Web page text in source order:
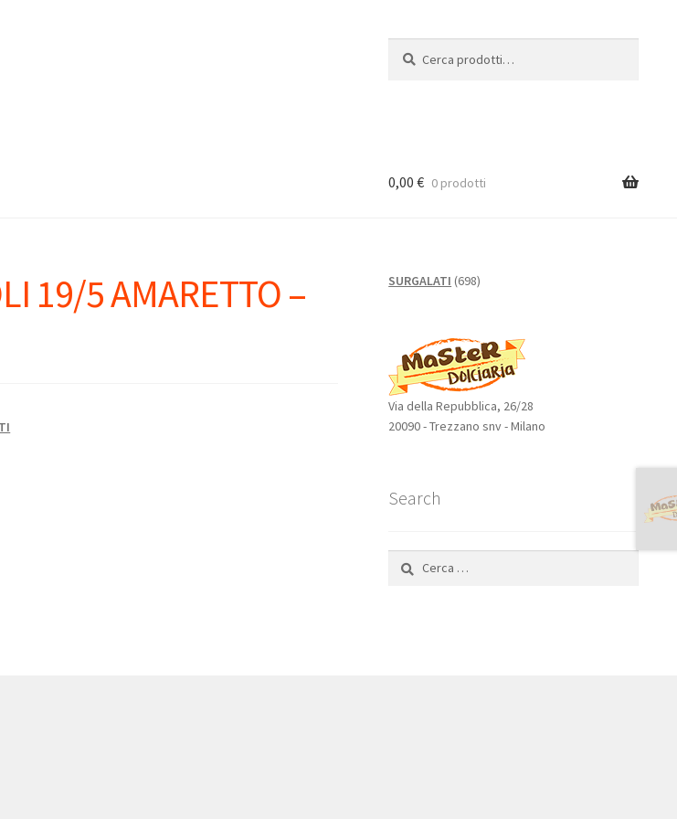
0,00€ 0 prodotti
19/5 AMARETTO –
SURGALATI 698698
Via della Repubblica, 26/28
20090 - Trezzano snv - Milano
Search
per: